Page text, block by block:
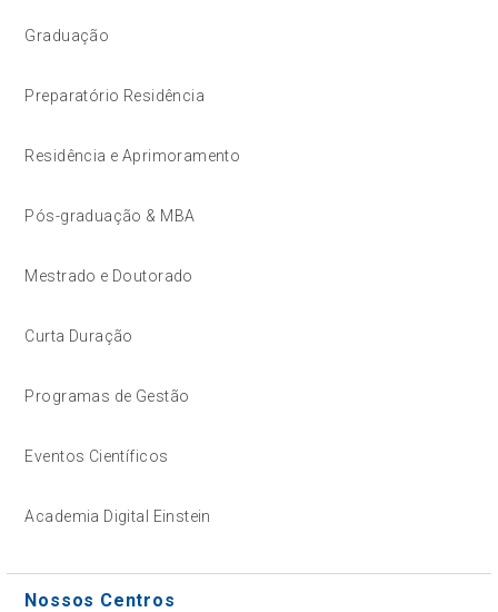
Graduação
Preparatório Residência
Residência e Aprimoramento
Pós-graduação & MBA
Mestrado e Doutorado
Curta Duração
Programas de Gestão
Eventos Científicos
Academia Digital Einstein
Nossos Centros